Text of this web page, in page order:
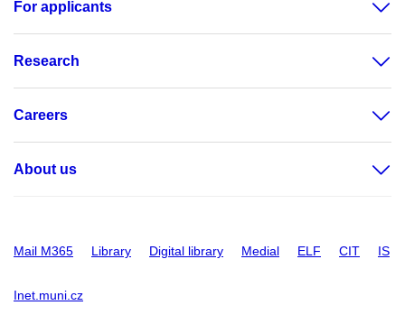
For applicants
Research
Careers
About us
Mail M365 Library Digital library Medial ELF CIT IS
Inet.muni.cz